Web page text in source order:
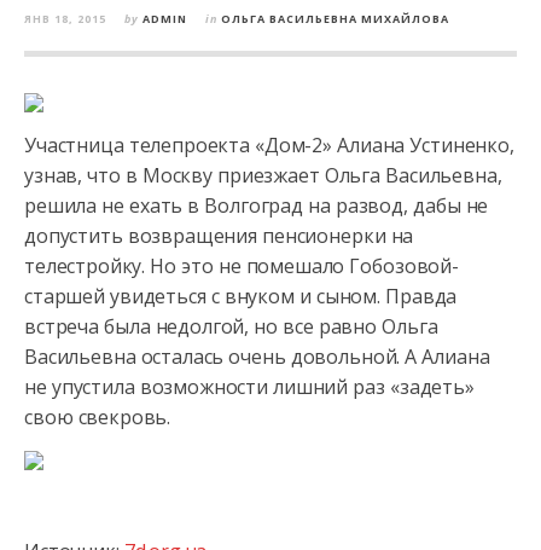
ЯНВ 18, 2015 by ADMIN in ОЛЬГА ВАСИЛЬЕВНА МИХАЙЛОВА
Участница телепроекта «Дом-2» Алиана Устиненко,
узнав, что в Москву приезжает Ольга Васильевна,
решила не ехать в Волгоград на развод, дабы не
допустить возвращения пенсионерки на
телестройку. Но это не помешало Гобозовой-
старшей увидеться с внуком и сыном. Правда
встреча была недолгой, но все равно Ольга
Васильевна осталась очень довольной. А Алиана
не упустила возможности лишний раз «задеть»
свою свекровь.